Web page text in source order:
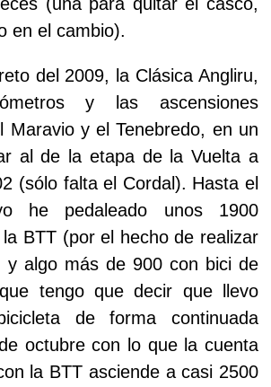
en el cambio).
del 2009, la Clásica Angliru,
y las ascensiones
Maravio y el Tenebredo, en un
al de la etapa de la Vuelta a
(sólo falta el Cordal). Hasta el
he pedaleado unos 1900
BTT (por el hecho de realizar
y algo más de 900 con bici de
tengo que decir que llevo
de forma continuada
octubre con lo que la cuenta
la BTT asciende a casi 2500